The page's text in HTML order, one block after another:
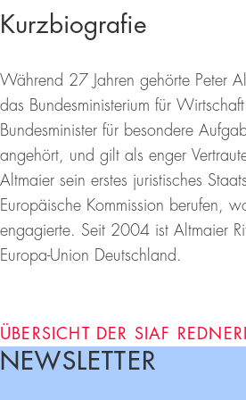
Kurzbiografie
Während 27 Jahren gehörte Peter
das Bundesministerium für
Bundesminister für besondere
angehört, und gilt als enger
Altmaier sein erstes juristisches
Europäische Kommission berufen,
engagierte. Seit 2004 ist Altmaier
Europa-Union Deutschland.
ÜBERSICHT DER SIAF
Footer
NEWSLETTER